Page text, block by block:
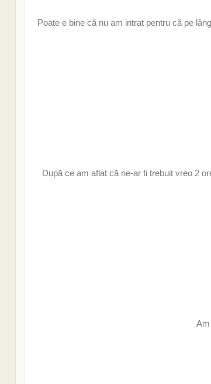
Poate e bine că nu am intrat pentru că pe
După ce am aflat că ne-ar fi trebuit vreo 2
Am